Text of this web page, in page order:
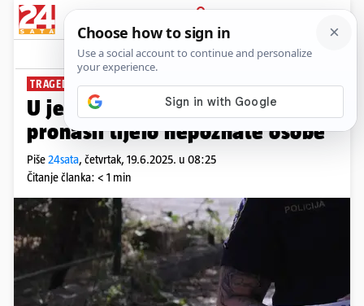
PRIJAVA
News
TRAGEDIJA
U jezeru kod Slavonskog Broda
pronašli tijelo nepoznate osobe
Piše24sata, četvrtak, 19.6.2025. u 08:25
Čitanje članka: < 1 min